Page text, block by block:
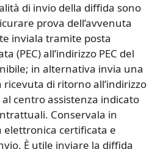
di invio della diffida sono
prova dell’avvenuta
inviala tramite posta
(PEC) all’indirizzo PEC del
in alternativa invia una
di ritorno all’indirizzo
centro assistenza indicato
Conservala in
elettronica certificata e
È utile inviare la diffida